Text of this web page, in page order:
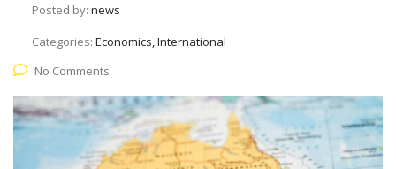
Posted by: news
Categories: Economics, International
No Comments